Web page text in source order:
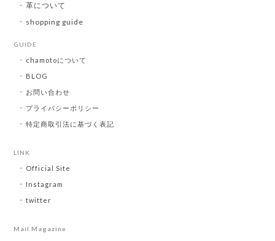
革について
shopping guide
GUIDE
chamotoについて
BLOG
お問い合わせ
プライバシーポリシー
特定商取引法に基づく表記
LINK
Official Site
Instagram
twitter
Mail Magazine